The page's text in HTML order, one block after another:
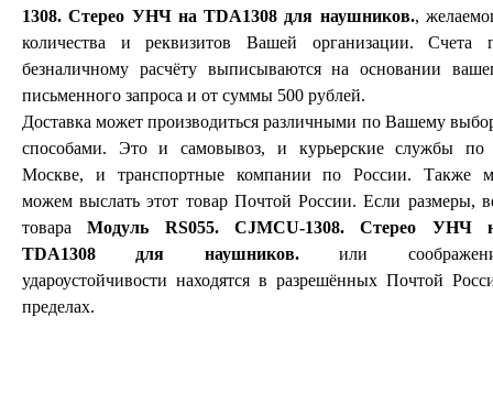
1308. Стерео УНЧ на TDA1308 для наушников.,
количества и реквизитов Вашей организации. Счета
безналичному расчёту выписываются на основании
письменного запроса и от суммы 500 рублей.
Доставка может производиться различными по Вашему
способами. Это и самовывоз, и курьерские службы по
Москве, и транспортные компании по России. Также
можем выслать этот товар Почтой России. Если размеры,
товараМодуль RS055. CJMCU-1308. Стерео УНЧ
TDA1308 для наушников. или
удароустойчивости находятся в разрешённых Почтой
пределах.